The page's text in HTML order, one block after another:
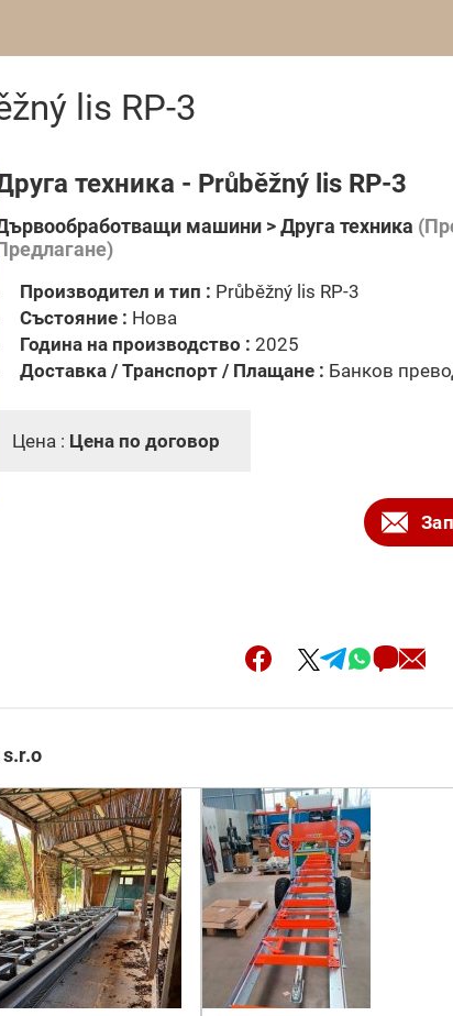
lis RP-3
техника - Průběžný lis RP-3
машини > Друга техника
Производител и тип : Průběžný lis RP-3
Състояние : Нова
Година на производство : 2025
Доставка / Транспорт / Плащане : Банков
Цена : Цена по договор